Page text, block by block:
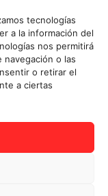
tecnologías
a la información del
nos permitirá
o las
o retirar el
a ciertas